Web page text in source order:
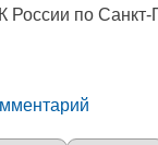
России по Санкт-